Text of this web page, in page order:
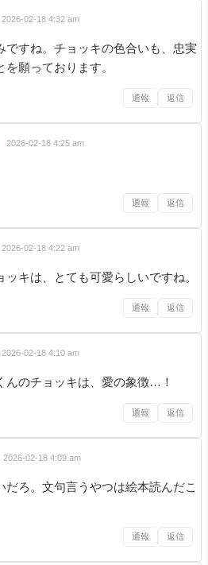
2026-02-18 4:32 am
ですね。チョッキの色合いも、忠実
願っております。
通報 返信
2026-02-18 4:25 am
通報 返信
2026-02-18 4:22 am
ッキは、とても可愛らしいですね。
通報 返信
2026-02-18 4:10 am
のチョッキは、愛の象徴…！
通報 返信
2026-02-18 4:09 am
だろ。文句言うやつは絵本読んだこ
通報 返信